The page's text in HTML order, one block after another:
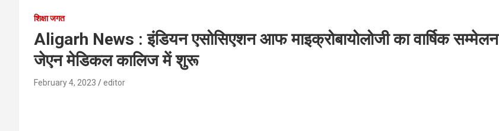
शिक्षा जगत
Aligarh News : इंडियन एसोसिएशन आफ माइक्रोबायोलोजी का वार्षिक सम्मेलन
जेएन मेडिकल कालिज में शुरू
February 4, 2023 editor